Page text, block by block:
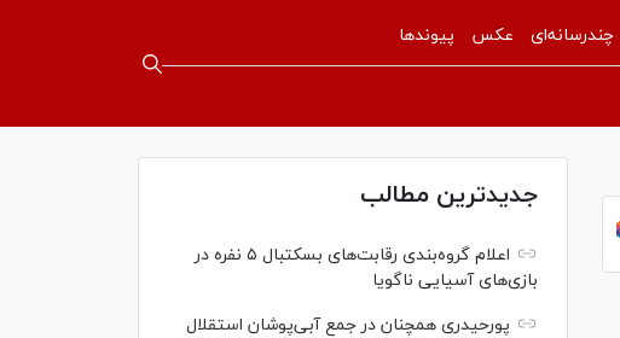
چندرسانه‌ای عکس پیوندها
جدیدترین مطالب
اعلام گروه‌بندی رقابت‌های بسکتبال ۵ نفره در
بازی‌های آسیایی ناگویا
پورحیدری همچنان در جمع آبی‌پوشان استقلال